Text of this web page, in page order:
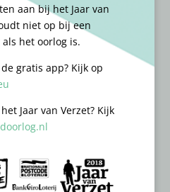
aan bij het Jaar van
niet op bij een
het oorlog is.
gratis app? Kijk op
Jaar van Verzet? Kijk